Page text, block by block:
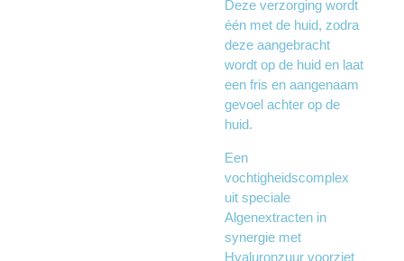
Deze verzorging wordt
één met de huid, zodra
deze aangebracht
wordt op de huid en laat
een fris en aangenaam
gevoel achter op de
huid.
Een
vochtigheidscomplex
uit speciale
Algenextracten in
synergie met
Hyaluronzuur voorziet